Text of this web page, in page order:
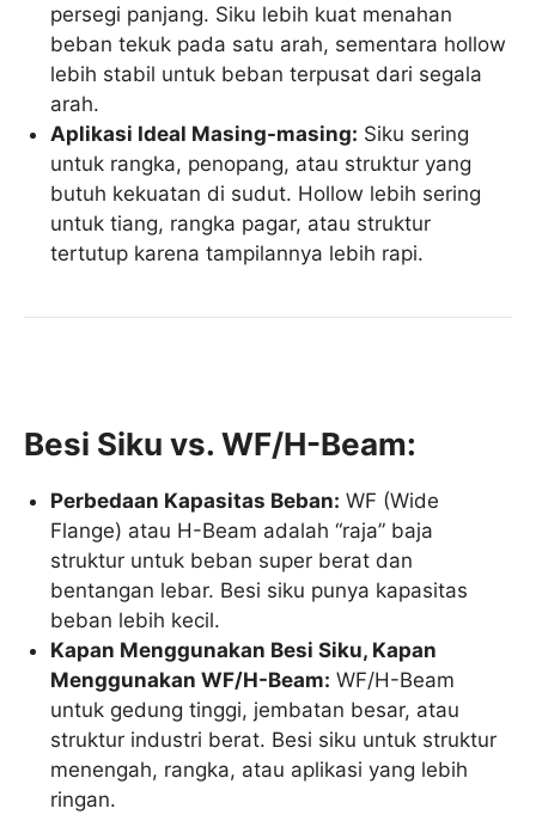
persegi panjang. Siku lebih kuat menahan
beban tekuk pada satu arah, sementara hollow
lebih stabil untuk beban terpusat dari segala
arah.
Aplikasi Ideal Masing-masing: Siku sering
untuk rangka, penopang, atau struktur yang
butuh kekuatan di sudut. Hollow lebih sering
untuk tiang, rangka pagar, atau struktur
tertutup karena tampilannya lebih rapi.
Besi Siku vs. WF/H-Beam:
Perbedaan Kapasitas Beban: WF (Wide
Flange) atau H-Beam adalah “raja” baja
struktur untuk beban super berat dan
bentangan lebar. Besi siku punya kapasitas
beban lebih kecil.
Kapan Menggunakan Besi Siku, Kapan
Menggunakan WF/H-Beam: WF/H-Beam
untuk gedung tinggi, jembatan besar, atau
struktur industri berat. Besi siku untuk struktur
menengah, rangka, atau aplikasi yang lebih
ringan.